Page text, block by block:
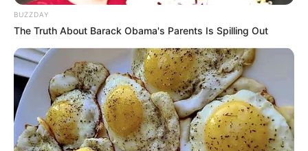
Home tree atlas
BUZZDAY
The Truth About Barack Obama's Parents Is Spilling Out